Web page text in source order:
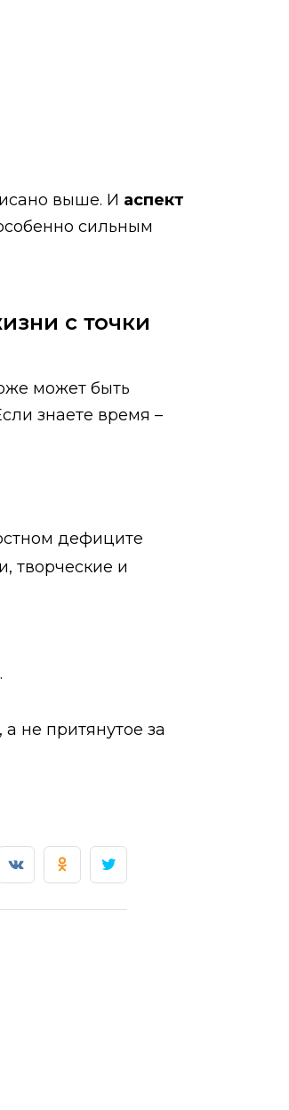
выше. И аспект
сильным
с точки
может быть
знаете время –
дефиците
творческие и
не притянутое за